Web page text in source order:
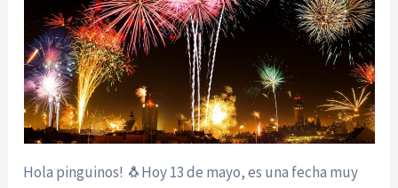
Hola pinguinos! 🐧Hoy 13 de mayo, es una fecha muy